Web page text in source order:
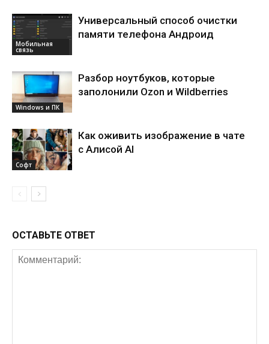
Мобильная
связь
Универсальный способ очистки
памяти телефона Андроид
Windows и ПК
Разбор ноутбуков, которые
заполонили Ozon и Wildberries
Софт
Как оживить изображение в чате
с Алисой AI
ОСТАВЬТЕ ОТВЕТ